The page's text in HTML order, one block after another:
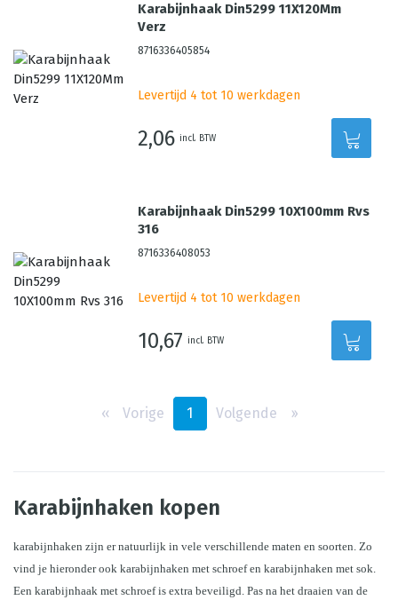
Karabijnhaak Din5299 11X120Mm
Verz
8716336405854
Levertijd 4 tot 10 werkdagen
2,06 incl. BTW
Karabijnhaak Din5299 10X100mm Rvs
316
8716336408053
Levertijd 4 tot 10 werkdagen
10,67 incl. BTW
‹‹ Vorige 1 Volgende ››
Karabijnhaken kopen
karabijnhaken zijn er natuurlijk in vele verschillende maten en soorten. Zo
vind je hieronder ook karabijnhaken met schroef en karabijnhaken met sok.
Een karabijnhaak met schroef is extra beveiligd. Pas na het draaien van de